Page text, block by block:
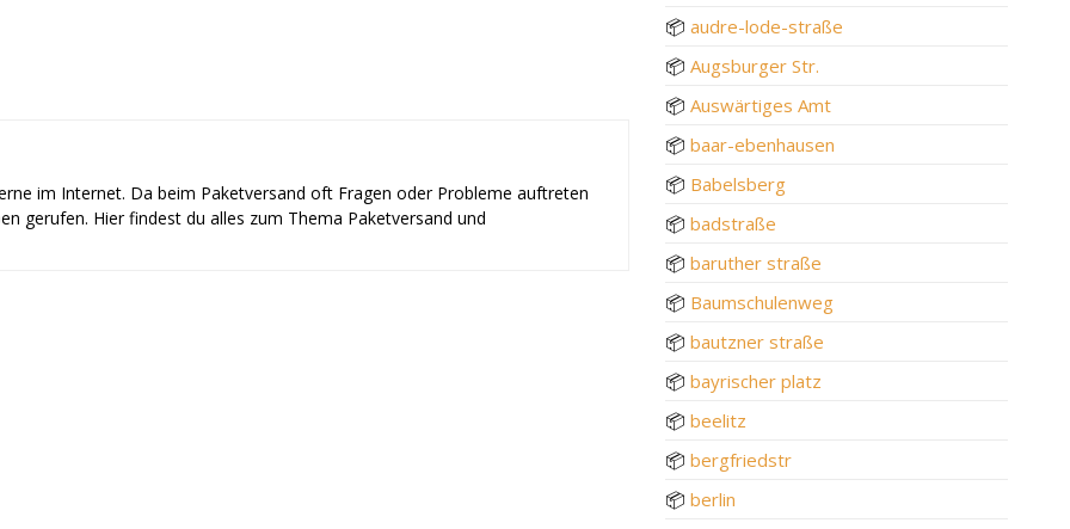
im Internet. Da beim Paketversand oft Fragen oder Probleme auftreten
gerufen. Hier findest du alles zum Thema Paketversand und
📦 audre-lode-straße
📦 Augsburger Str.
📦 Auswärtiges Amt
📦 baar-ebenhausen
📦 Babelsberg
📦 badstraße
📦 baruther straße
📦 Baumschulenweg
📦 bautzner straße
📦 bayrischer platz
📦 beelitz
📦 bergfriedstr
📦 berlin